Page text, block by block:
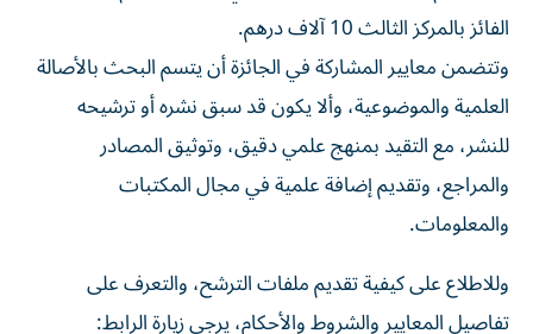
الفائز بالمركز الثالث 10 آلاف درهم.
وتتضمن معايير المشاركة في الجائزة أن يتسم البحث بالأصالة
العلمية والموضوعية، وألا يكون قد سبق نشره أو ترشيحه
للنشر، مع التقيد بمنهج علمي دقيق، وتوثيق المصادر
والمراجع، وتقديم إضافة علمية في مجال المكتبات
والمعلومات.
وللاطلاع على كيفية تقديم ملفات الترشح، والتعرف على
تفاصيل المعايير والشروط والأحكام، يرجى زيارة الرابط: